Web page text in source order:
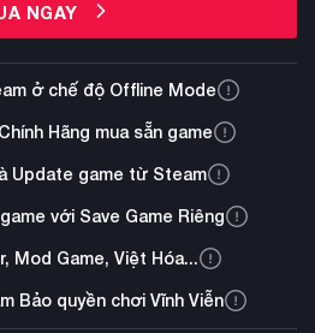
NGAY
ở chế độ Offline Mode
Hãng mua sẵn game
Update game từ Steam
với Save Game Riêng
Mod Game, Việt Hóa...
Bảo quyền chơi Vĩnh Viễn